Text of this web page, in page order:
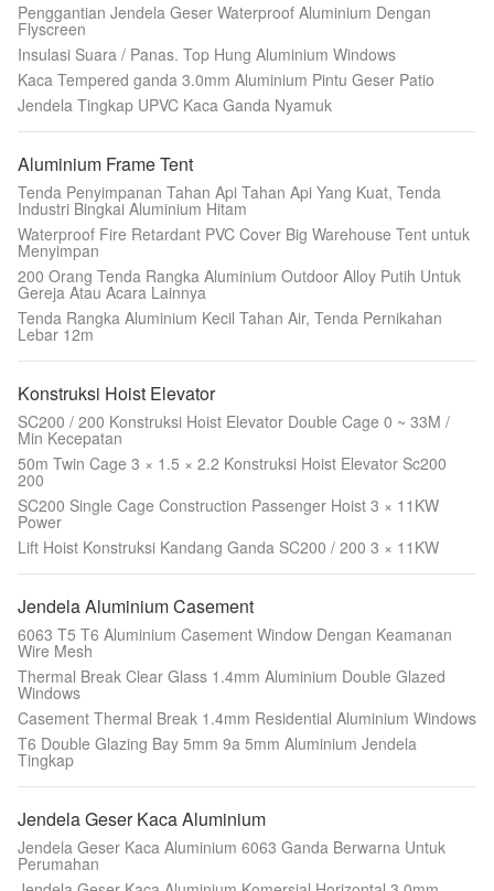
Penggantian Jendela Geser Waterproof Aluminium Dengan
Flyscreen
Insulasi Suara / Panas. Top Hung Aluminium Windows
Kaca Tempered ganda 3.0mm Aluminium Pintu Geser Patio
Jendela Tingkap UPVC Kaca Ganda Nyamuk
Aluminium Frame Tent
Tenda Penyimpanan Tahan Api Tahan Api Yang Kuat, Tenda
Industri Bingkai Aluminium Hitam
Waterproof Fire Retardant PVC Cover Big Warehouse Tent untuk
Menyimpan
200 Orang Tenda Rangka Aluminium Outdoor Alloy Putih Untuk
Gereja Atau Acara Lainnya
Tenda Rangka Aluminium Kecil Tahan Air, Tenda Pernikahan
Lebar 12m
Konstruksi Hoist Elevator
SC200 / 200 Konstruksi Hoist Elevator Double Cage 0 ~ 33M /
Min Kecepatan
50m Twin Cage 3 × 1.5 × 2.2 Konstruksi Hoist Elevator Sc200
200
SC200 Single Cage Construction Passenger Hoist 3 × 11KW
Power
Lift Hoist Konstruksi Kandang Ganda SC200 / 200 3 × 11KW
Jendela Aluminium Casement
6063 T5 T6 Aluminium Casement Window Dengan Keamanan
Wire Mesh
Thermal Break Clear Glass 1.4mm Aluminium Double Glazed
Windows
Casement Thermal Break 1.4mm Residential Aluminium Windows
T6 Double Glazing Bay 5mm 9a 5mm Aluminium Jendela
Tingkap
Jendela Geser Kaca Aluminium
Jendela Geser Kaca Aluminium 6063 Ganda Berwarna Untuk
Perumahan